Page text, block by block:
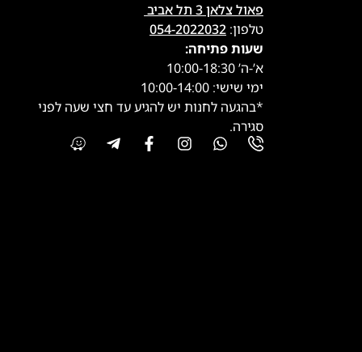
פאול צלאן 3 תל אביב
טלפון: 054-2022032
שעות פתיחה:
א’-ה’ 10:00-18:30
ימי שישי: 10:00-14:00
*בהגעה לחנות יש להגיע עד חצי שעה לפני
סגירה.